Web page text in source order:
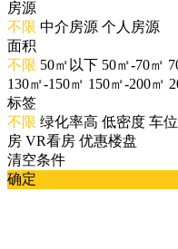
房源
不限 中介房源 个人房源
面积
不限 50㎡以下 50㎡-70㎡
130㎡-150㎡ 150㎡-200㎡
标签
不限 绿化率高 低密度 车
房 VR看房 优惠楼盘
清空条件
确定